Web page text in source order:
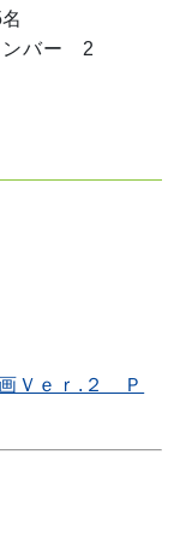
バー 2
Ｖｅｒ.２ Ｐ